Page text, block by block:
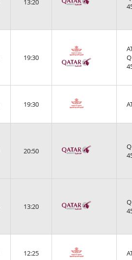
13:20
19:30
19:30
20:50
13:20
12:25